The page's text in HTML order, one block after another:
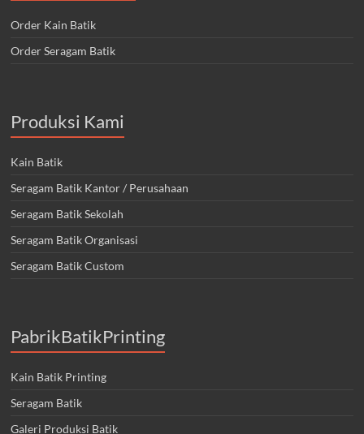
Order Kain Batik
Order Seragam Batik
Produksi Kami
Kain Batik
Seragam Batik Kantor / Perusahaan
Seragam Batik Sekolah
Seragam Batik Organisasi
Seragam Batik Custom
PabrikBatikPrinting
Kain Batik Printing
Seragam Batik
Galeri Produksi Batik